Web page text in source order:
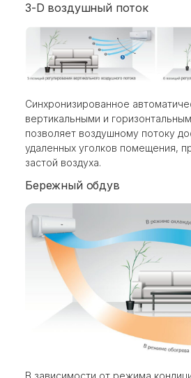
3-D воздушный поток
Синхронизированное
вертикальными и
позволяет воздушному потоку
удаленных уголков помещения,
застой воздуха.
Бережный обдув
В зависимости от режима